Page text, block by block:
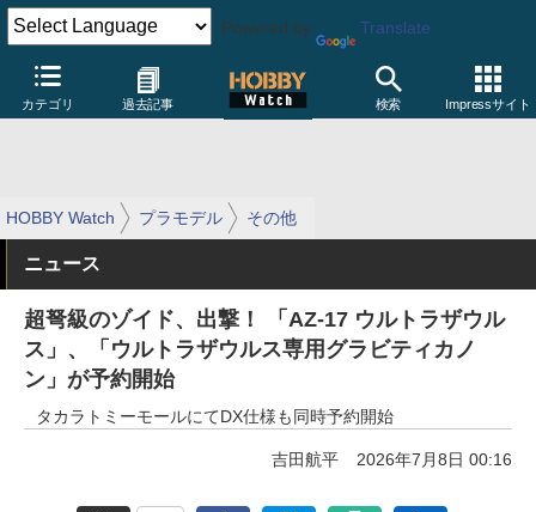
Powered by Translate
カテゴリ 過去記事 検索 Impressサイト
HOBBY Watch プラモデル その他
ニュース
超弩級のゾイド、出撃！ 「AZ-17 ウルトラザウル
ス」、「ウルトラザウルス専用グラビティカノ
ン」が予約開始
タカラトミーモールにてDX仕様も同時予約開始
吉田航平 2026年7月8日 00:16